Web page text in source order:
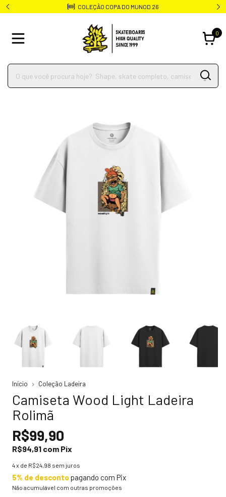
COLEÇÃO COPA DO MUNOD 26
0
Início Coleção Ladeira
Camiseta Wood Light Ladeira
Rolimã
R$99,90
R$94,91 com Pix
4x de R$24,98 sem juros
5% de desconto pagando com Pix
Não acumulável com outras promoções